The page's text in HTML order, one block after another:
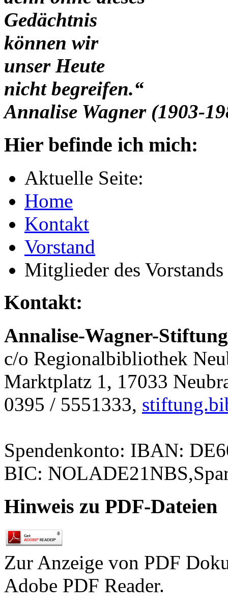
Gedächtnis
können wir
unser Heute
nicht begreifen.“
Annalise Wagner (1903-
Hier befinde ich mich:
Aktuelle Seite:
Home
Kontakt
Vorstand
Mitglieder des Vorstands
Kontakt:
Annalise-Wagner-Stiftung
c/o Regionalbibliothek
Marktplatz 1, 17033
0395 / 5551333,
Spendenkonto: IBAN:
BIC:
Hinweis zu PDF-Dateien
Zur Anzeige von PDF
Adobe PDF Reader.